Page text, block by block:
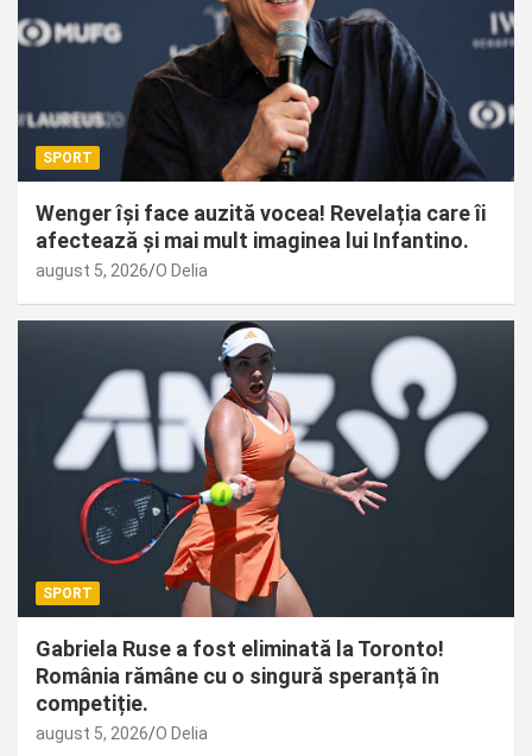
SPORT
Wenger își face auzită vocea! Revelația care îi
afectează și mai mult imaginea lui Infantino.
august 5, 2026 O Delia
SPORT
Gabriela Ruse a fost eliminată la Toronto!
România rămâne cu o singură speranță în
competiție.
august 5, 2026 O Delia